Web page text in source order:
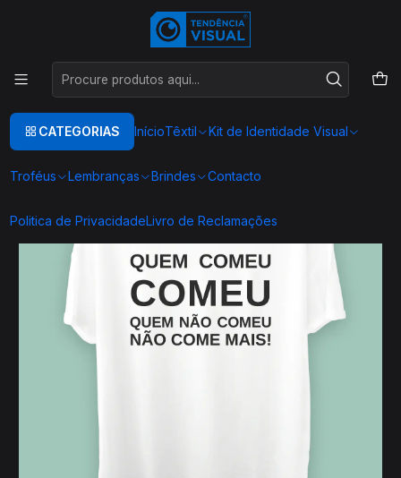
CATEGORIAS InícioTêxtil Kit de Identidade Visual
Troféus Lembranças Brindes Contacto
Politica de PrivacidadeLivro de Reclamações
Este é o texto do slideLer mais
DESPEDIDA SOLTEIRO(A) T0061